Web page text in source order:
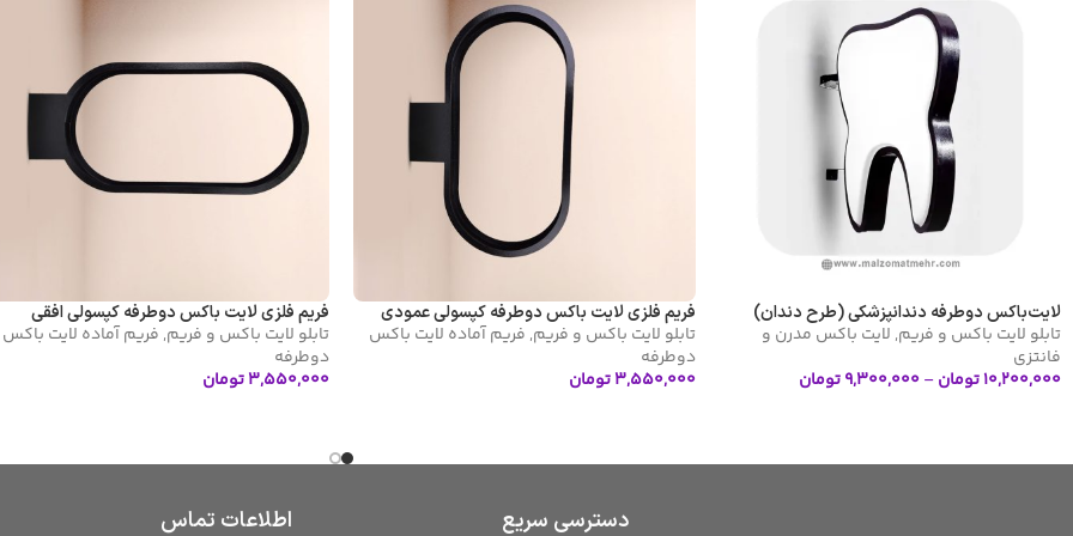
لایت‌باکس دوطرفه دندانپزشکی (طرح دندان)
تابلو لایت باکس و فریم, لایت باکس مدرن و
فانتزی
۱۰,۲۰۰,۰۰۰تومان–۹,۳۰۰,۰۰۰تومان
فریم فلزی لایت باکس دوطرفه کپسولی عمودی
تابلو لایت باکس و فریم, فریم آماده لایت باکس
دوطرفه
۳,۵۵۰,۰۰۰ تومان
فریم فلزی لایت باکس دوطرفه کپسولی افقی
تابلو لایت باکس و فریم, فریم آماده لایت باکس
دوطرفه
۳,۵۵۰,۰۰۰تومان
دسترسی سریع اطلاعات تماس